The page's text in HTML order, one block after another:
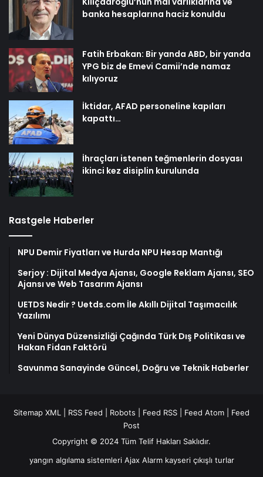
banka hesaplarına haciz konuldu
Fatih Erbakan: Bir yanda ABD, bir yanda
YPG biz de Emevi Camii’nde namaz
kılıyoruz
İktidar, AFAD personeline kapıları
kapattı…
İhraçları istenen teğmenlerin dosyası
ikinci kez disiplin kurulunda
Rastgele Haberler
NPU Demir Fiyatları ve Hurda NPU Hesap Mantığı
Serjoy : Dijital Medya Ajansı, Google Reklam Ajansı, SEO
Ajansı ve Web Tasarım Ajansı
UETDS Nedir ? Uetds.com İle Akıllı Dijital Taşımacılık
Yazılımı
Yeni Dünya Düzensizliği Çağında Türk Dış Politikası ve
Hakan Fidan Faktörü
Savunma Sanayinde Güncel, Doğru ve Teknik Haberler
Sitemap XML RSS Feed Robots Feed RSS Feed Atom
Feed
Post
Copyright © 2024 Tüm Telif Hakları Saklıdır.
yangın algılama sistemleri Ajax Alarm kayseri çıkışlı turlar